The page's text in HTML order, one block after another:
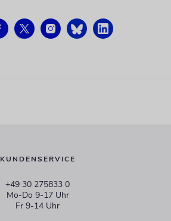
KUNDENSERVICE
+49 30 275833 0
Mo-Do 9-17 Uhr
Fr 9-14 Uhr